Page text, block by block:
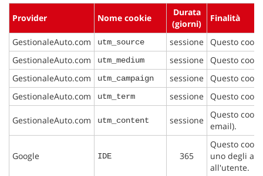
Provider Nome cookie
Durata
(giorni)
Finalità
GestionaleAuto.com utm_source sessione
Questo
GestionaleAuto.com
utm_medium sessione
Questo
GestionaleAuto.com
utm_campaign sessione
Questo
GestionaleAuto.com
utm_term sessione Questo
GestionaleAuto.com utm_content sessione
Questo
email).
Google IDE 365
Questo
uno degli
all'utente.